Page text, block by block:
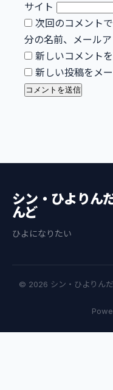
サイト
次回のコメント
分の名前、メール
新しいコメント
新しい投稿をメ
シン・ひよりん
んど
ひよになりたい
© 2026 シン・ひよりん